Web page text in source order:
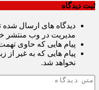
ثبت دیدگاه
دیدگاه های ارسال شده
مدیریت در وب منتشر
پیام هایی که حاوی
پیام هایی که به غیر از
نخواهد شد.